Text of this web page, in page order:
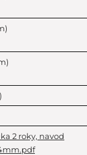
2 roky, navod